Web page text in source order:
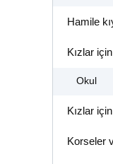
Hamile
Kızlar
Okul
Kızlar
Korseler